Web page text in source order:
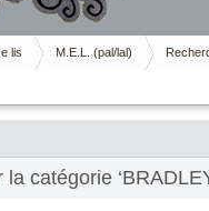
lis M.E.L. (pal/lal)
catégorie